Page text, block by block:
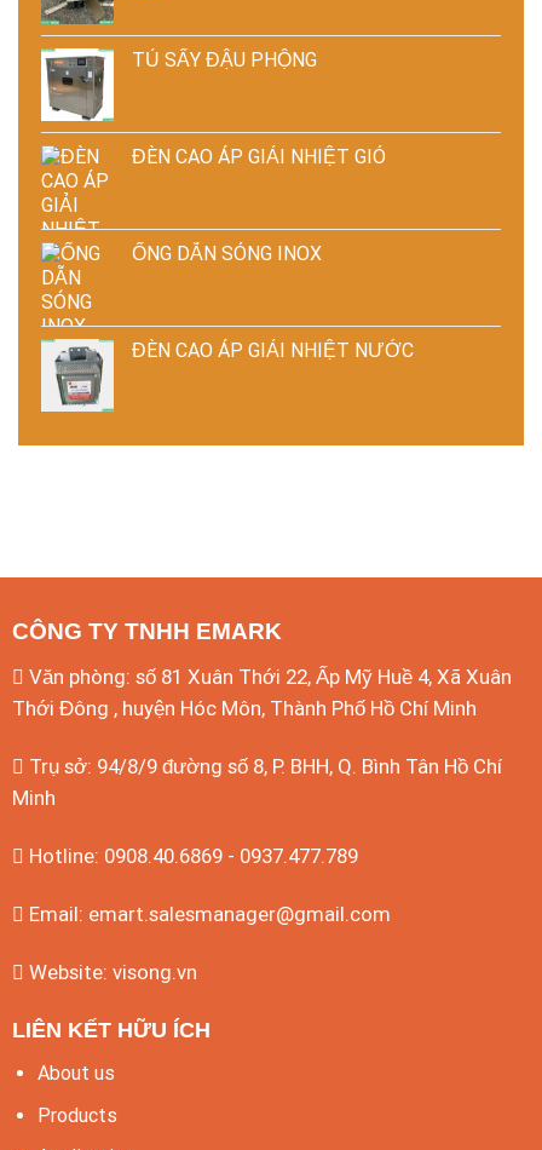
TỦ SẤY ĐẬU PHỘNG
ĐÈN CAO ÁP GIẢI NHIỆT GIÓ
ỐNG DẪN SÓNG INOX
ĐÈN CAO ÁP GIẢI NHIỆT NƯỚC
CÔNG TY TNHH EMARK
Văn phòng: số 81 Xuân Thới 22, Ấp Mỹ Huề 4, Xã Xuân
Thới Đông , huyện Hóc Môn, Thành Phố Hồ Chí Minh
Trụ sở: 94/8/9 đường số 8, P. BHH, Q. Bình Tân Hồ Chí
Minh
Hotline: 0908.40.6869 - 0937.477.789
Email: emart.salesmanager@gmail.com
Website: visong.vn
LIÊN KẾT HỮU ÍCH
About us
Products